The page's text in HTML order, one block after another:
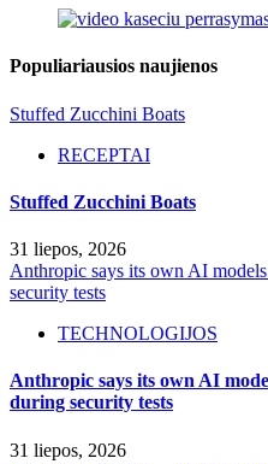
Populiariausios naujienos
Stuffed Zucchini Boats
RECEPTAI
Stuffed Zucchini Boats
31 liepos, 2026
Anthropic says its own AI
security tests
TECHNOLOGIJOS
Anthropic says its own AI
during security tests
31 liepos, 2026